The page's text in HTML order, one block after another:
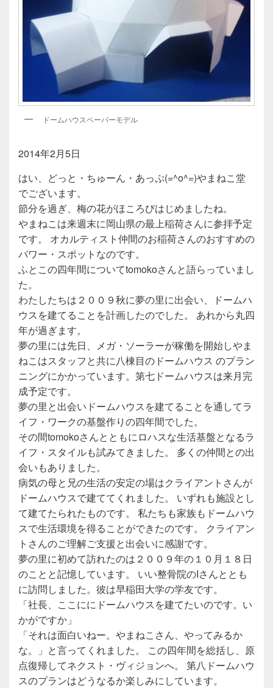
ドームハウスペーパーモデル
2014年2月5日
はい、どっと・ちゅーん・あっぷ(=^o^=)やまねこ堂
でございます。
節分を過ぎ、梅の花がほころびはじめましたね。
やまねこは来週末に岡山県の最上稲荷さんに参拝予定
です。 オカルティスト仲間のお稲荷さんのおすすめの
パワー・スポットなのです。
ふとこの四年間についてtomokoさんと語らっていまし
た。
わたしたちは２００９秋に夢の里に出会い、ドームハ
ウスを建てることを計画したのでした。 あれから丸四
年が過ぎます。
夢の里には先日、メガ・ソーラーが稼働を開始しやま
ねこはスタッフと共に八棟目のドームハウス のプラン
ニングにかかっています。第七ドームハウスは来月完
成予定です。
夢の里と出会いドームハウスを建てることを通してラ
イフ・ワークの基盤作りの四年間でした。
その間tomokoさんとともにロハスな生活基盤となるラ
イフ・スタイルも試みてきました。 多くの仲間との出
会いもありました。
病気の母と兄の生活の安定の場はクライアントさんが
ドームハウスで建ててくれました。 いずれも施設とし
て建てたられたものです。 私たちも家族もドームハウ
スで生活環境を得ることができたのです。 クライアン
トさんのご理解ご支援と出会いに感謝です。
夢の里に初めて訪れたのは２００９年の１０月１８日
のことと記憶しています。 いい整骨院のIさんととも
に訪問しました。彼は早稲田大学の学友です。
「社長、ここににドームハウスを建てたいのです。い
かがですか」
「それは面白いねー。やまねこさん、やってみるか
な。」と言ってくれました。 この四年間を総括し、原
点復帰してネクスト・ヴィジョンへ。 第八ドームハウ
スのプランはどうなるか楽しみにしています。